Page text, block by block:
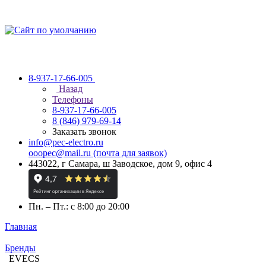
8-937-17-66-005
Назад
Телефоны
8-937-17-66-005
8 (846) 979-69-14
Заказать звонок
info@pec-electro.ru
ooopec@mail.ru (почта для заявок)
443022, г Самара, ш Заводское, дом 9, офис 4
Пн. – Пт.: с 8:00 до 20:00
Главная
Бренды
EVECS